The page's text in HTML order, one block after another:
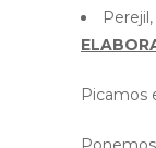
Picamos